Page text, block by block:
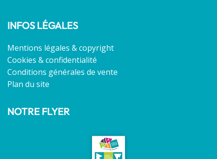
INFOS LÉGALES
Mentions légales & copyright
Cookies & confidentialité
Conditions générales de vente
Plan du site
NOTRE FLYER